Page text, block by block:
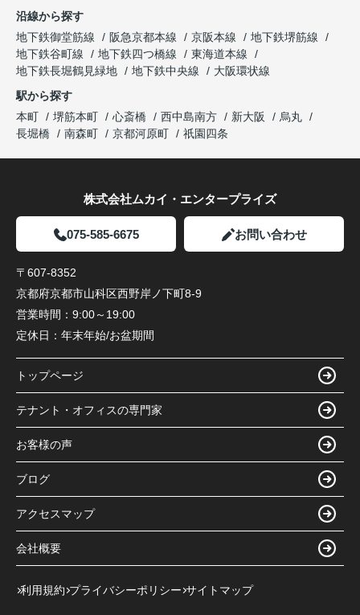
沿線から探す
地下鉄御堂筋線
阪急京都本線 京阪本線
地下鉄堺筋線
地下鉄谷町線
地下鉄四つ橋線
東海道本線
地下鉄長堀鶴見緑地
地下鉄中央線
大阪環状線
駅から探す
本町
堺筋本町 心斎橋 西中島南方 新大阪
烏丸
長堀橋
南森町 京都河原町 祇園四条
株式会社ムカイ・エンタープライズ
075-585-6675 お問い合わせ
〒607-8352
京都府京都市山科区西野岸ノ下町8-9
営業時間： 9:00～19:00
定休日： 年末年始/お盆期間
トップページ
テナント・オフィスの専門家
お客様の声
ブログ
アクセスマップ
会社概要
利用規約 プライバシーポリシー サイトマップ